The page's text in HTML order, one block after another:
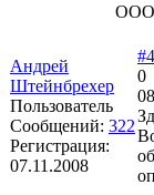
ООО
Андрей
Штейнбрехер
Пользователь
Сообщений: 322
Регистрация:
07.11.2008
#4
0